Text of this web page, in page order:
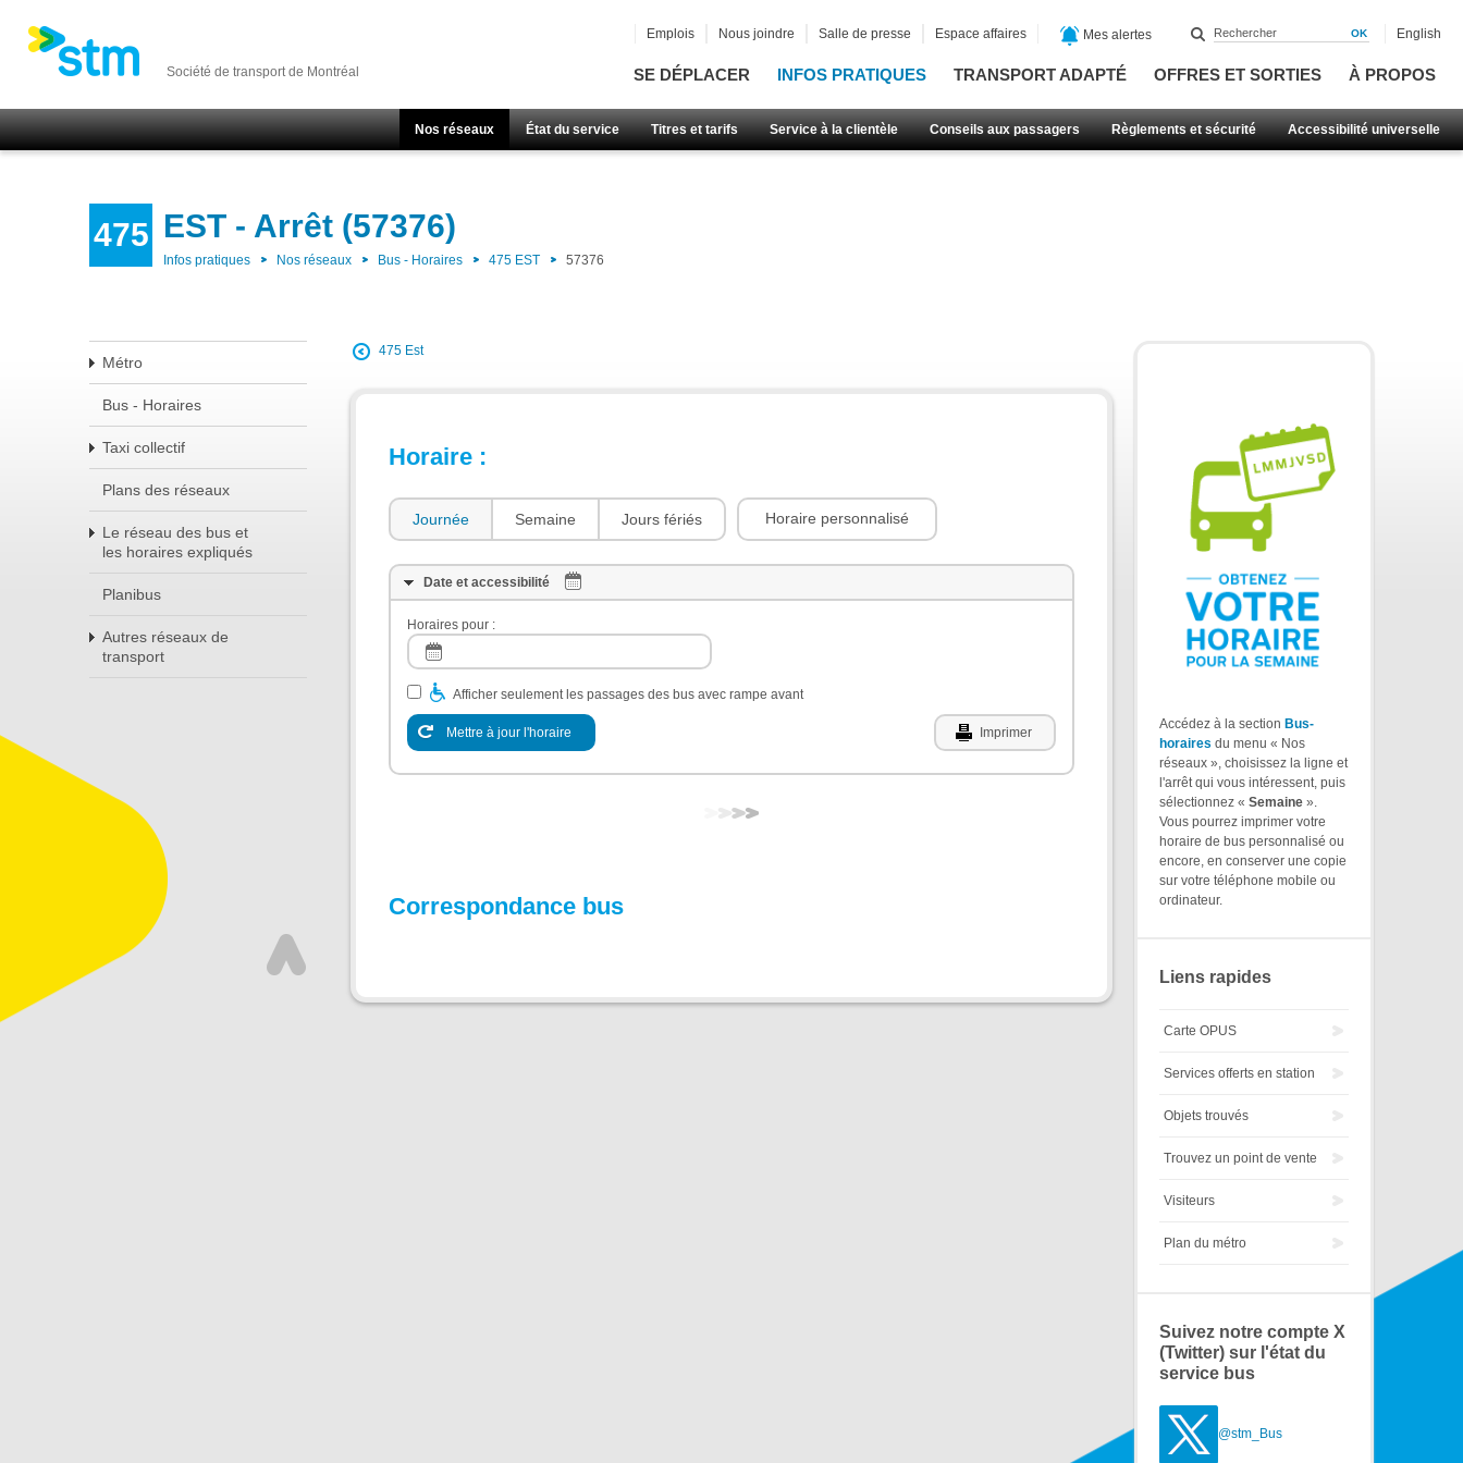
Société de transport de Montréal SE DÉPLACER INFOS PRATIQUES TRANSPORT ADAPTÉ OFFRES ET SORTIES À PROPOS
Nos réseaux État du service Titres et tarifs Service à la clientèle Conseils aux passagers Règlements et sécurité Accessibilité universelle
Emplois Nous joindre Salle de presse Espace affaires Mes alertes English
475 EST - Arrêt (57376)
Infos pratiques Nos réseaux Bus - Horaires 475 EST 57376
Métro
Bus - Horaires
Taxi collectif
Plans des réseaux
Le réseau des bus et
les horaires expliqués
Planibus
Autres réseaux de
transport
475 Est
Horaire :
Journée Semaine Jours fériés Horaire personnalisé
Date et accessibilité
Horaires pour :
Afficher seulement les passages des bus avec rampe avant
Mettre à jour l'horaire Imprimer
Correspondance bus
Accédez à la section Bus-
horaires du menu « Nos
réseaux », choisissez la ligne et
l'arrêt qui vous intéressent, puis
sélectionnez « Semaine ».
Vous pourrez imprimer votre
horaire de bus personnalisé ou
encore, en conserver une copie
sur votre téléphone mobile ou
ordinateur.
Liens rapides
Carte OPUS
Services offerts en station
Objets trouvés
Trouvez un point de vente
Visiteurs
Plan du métro
Suivez notre compte X
(Twitter) sur l'état du
service bus
@stm_Bus